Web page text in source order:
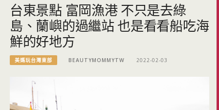
台東景點 富岡漁港 不只是去綠
島、蘭嶼的過繼站 也是看看船吃海
鮮的好地方
美媽玩台灣東部 BEAUTYMOMMYTW 2022-02-03